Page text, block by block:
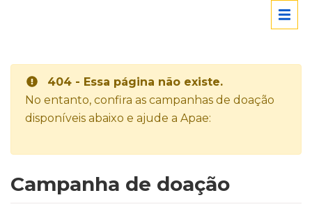
404 - Essa página não existe.
No entanto, confira as campanhas de doação
disponíveis abaixo e ajude a Apae:
Campanha de doação